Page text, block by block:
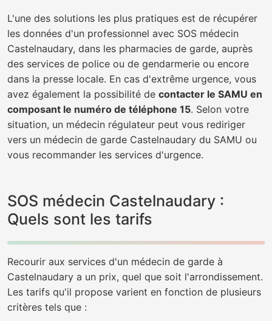
L'une des solutions les plus pratiques est de récupérer
les données d'un professionnel avec SOS médecin
Castelnaudary, dans les pharmacies de garde, auprès
des services de police ou de gendarmerie ou encore
dans la presse locale. En cas d'extrême urgence, vous
avez également la possibilité de contacter le SAMU en
composant le numéro de téléphone 15. Selon votre
situation, un médecin régulateur peut vous rediriger
vers un médecin de garde Castelnaudary du SAMU ou
vous recommander les services d'urgence.
SOS médecin Castelnaudary :
Quels sont les tarifs
Recourir aux services d'un médecin de garde à
Castelnaudary a un prix, quel que soit l'arrondissement.
Les tarifs qu'il propose varient en fonction de plusieurs
critères tels que :